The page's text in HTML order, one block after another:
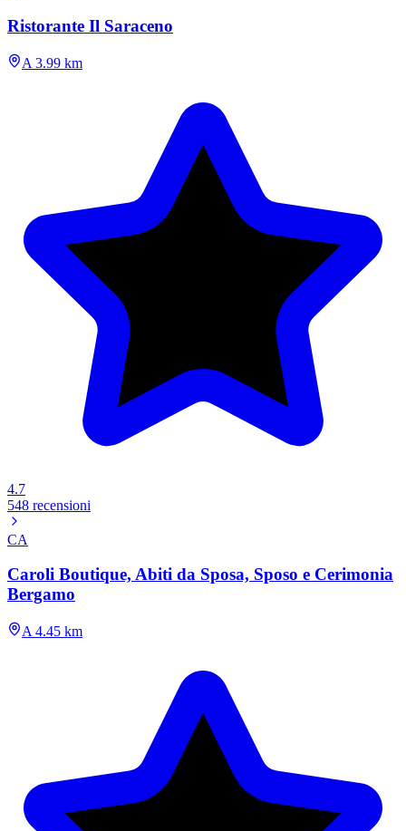
Ristorante Il Saraceno
A 3.99 km
4.7
548 recensioni
CA
Caroli Boutique, Abiti da Sposa, Sposo e Cerimonia
Bergamo
A 4.45 km